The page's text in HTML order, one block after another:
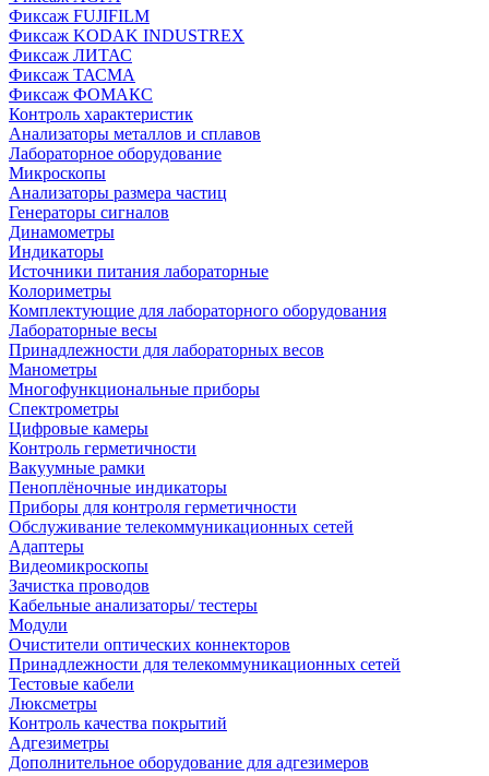
Фиксаж FUJIFILM
Фиксаж KODAK INDUSTREX
Фиксаж ЛИТАС
Фиксаж ТАСМА
Фиксаж ФОМАКС
Контроль характеристик
Анализаторы металлов и сплавов
Лабораторное оборудование
Микроскопы
Анализаторы размера частиц
Генераторы сигналов
Динамометры
Индикаторы
Источники питания лабораторные
Колориметры
Комплектующие для лабораторного оборудования
Лабораторные весы
Принадлежности для лабораторных весов
Манометры
Многофункциональные приборы
Спектрометры
Цифровые камеры
Контроль герметичности
Вакуумные рамки
Пеноплёночные индикаторы
Приборы для контроля герметичности
Обслуживание телекоммуникационных сетей
Адаптеры
Видеомикроскопы
Зачистка проводов
Кабельные анализаторы/ тестеры
Модули
Очистители оптических коннекторов
Принадлежности для телекоммуникационных сетей
Тестовые кабели
Люксметры
Контроль качества покрытий
Адгезиметры
Дополнительное оборудование для адгезимеров